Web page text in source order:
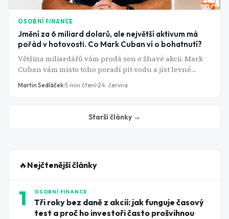
OSOBNÍ FINANCE
Jmění za 6 miliard dolarů, ale největší aktivum má
pořád v hotovosti. Co Mark Cuban ví o bohatnutí?
Většina miliardářů vám prodá sen o žhavé akcii. Mark
Cuban vám místo toho poradí pít vodu a jíst levné
těstoviny. A kupodivu má v tom logiku, která dává smysl
Martin Sedláček 5 min čtení 24. června
Starší články →
🔥 Nejčtenější články
1 OSOBNÍ FINANCE
Tři roky bez daně z akcií: jak funguje časový
test a proč ho investoři často prošvihnou